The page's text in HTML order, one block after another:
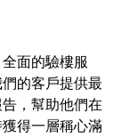
面的驗樓服
的客戶提供最
，幫助他們在
得一層稱心滿